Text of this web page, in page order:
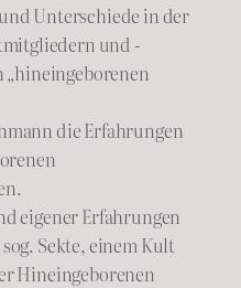
Unterschiede in der
und -
„hineingeborenen
die Erfahrungen
eigener Erfahrungen
Sekte, einem Kult
Hineingeborenen